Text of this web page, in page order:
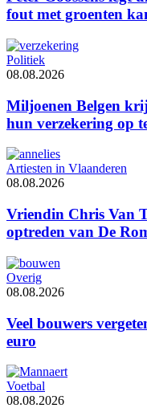
fout met groenten
Politiek
08.08.2026
Miljoenen Belgen
hun verzekering op
Artiesten in Vlaanderen
08.08.2026
Vriendin Chris Van
optreden van De
Overig
08.08.2026
Veel bouwers
euro
Voetbal
08.08.2026